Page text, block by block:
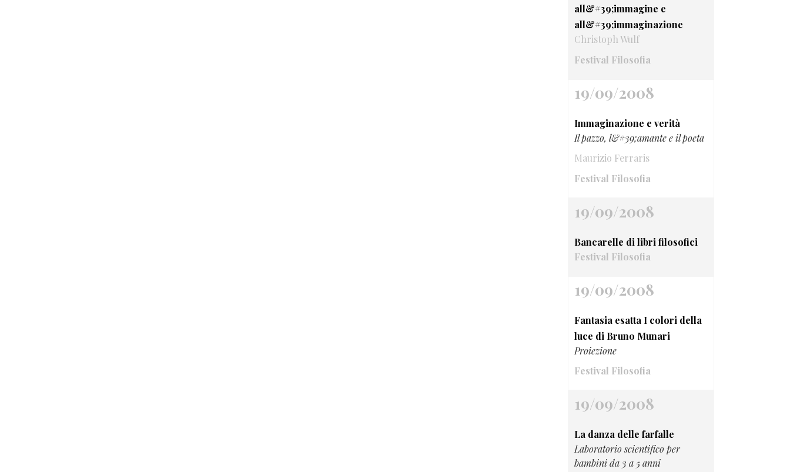
all&#39;immagine e
all&#39;immaginazione
Christoph Wulf
Festival Filosofia
19/09/2008
Immaginazione e verità
Il pazzo, l&#39;amante e il poeta
Maurizio Ferraris
Festival Filosofia
19/09/2008
Bancarelle di libri filosofici
Festival Filosofia
19/09/2008
Fantasia esatta I colori della
luce di Bruno Munari
Proiezione
Festival Filosofia
19/09/2008
La danza delle farfalle
Laboratorio scientifico per
bambini da 3 a 5 anni